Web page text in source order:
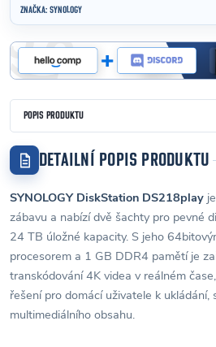
ZNAČKA: SYNOLOGY
POPIS PRODUKTU
DETAILNÍ POPIS PRODUKTU
SYNOLOGY DiskStation DS218play
zábavu a nabízí dvě šachty pro pevné
24 TB úložné kapacity. S jeho
procesorem a 1 GB DDR4 pamětí je
transkódování 4K videa v reálném
řešení pro domácí uživatele k ukládání,
multimediálního obsahu.